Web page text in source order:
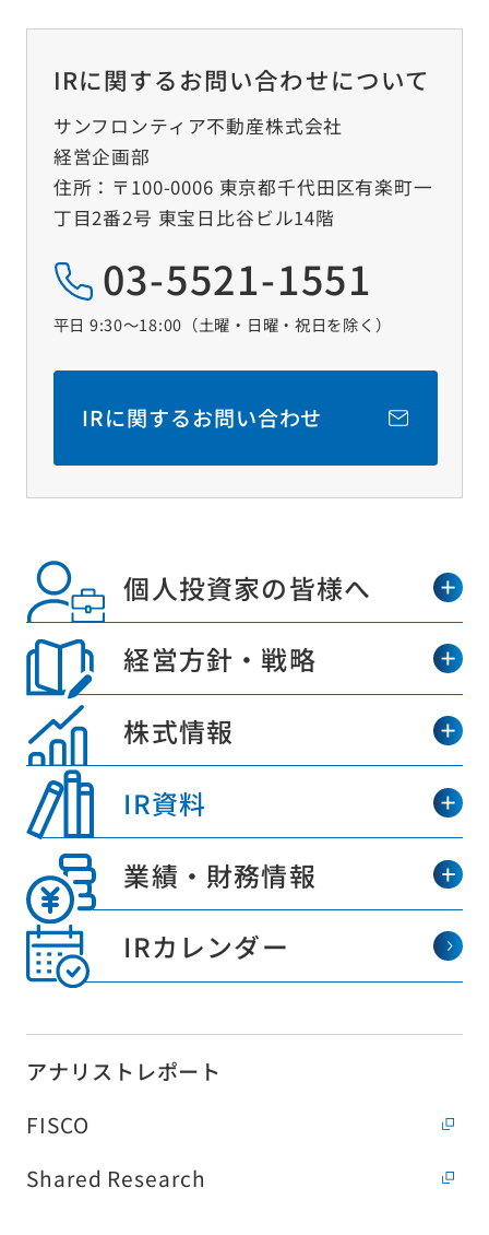
IRに関するお問い合わせについて
サンフロンティア不動産株式会社
経営企画部
住所：〒100-0006 東京都千代田区有楽町一
丁目2番2号 東宝日比谷ビル14階
03-5521-1551
平日 9:30～18:00（土曜‧日曜‧祝日を除く）
IRに関するお問い合わせ
個人投資家の皆様へ
経営方針・戦略
株式情報
IR資料
業績・財務情報
IRカレンダー
アナリストレポート
FISCO
Shared Research